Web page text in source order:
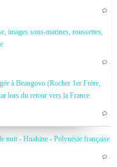
…
images sous-marines, roussettes,
…
à Beangovo (Rocher 1er Frère,
lors du retour vers la France
…
nuit - Huahine - Polynésie française
…